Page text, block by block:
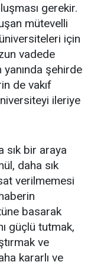
gerekir.
mütevelli
için
vadede
şehirde
de vakıf
ileriye
sık bir araya
daha sık
verilmemesi
basarak
güçlü tutmak,
ve
kararlı ve